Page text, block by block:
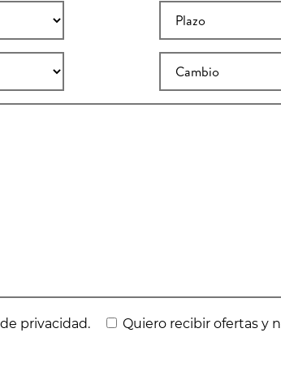
privacidad. Quiero recibir ofertas y